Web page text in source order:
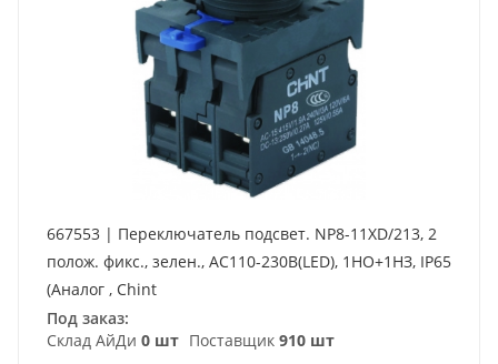
667553 | Переключатель подсвет. NP8-11XD/213, 2
полож. фикс., зелен., AC110-230В(LED), 1НО+1НЗ, IP65
(Аналог , Chint
Под заказ:
Склад АйДи 0 шт Поставщик 910 шт